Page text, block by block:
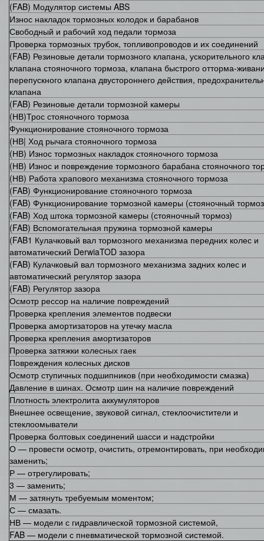
(FAB) Модулятор системы ABS
Износ накладок тормозных колодок и барабанов
Свободный и рабочий ход педали тормоза
Проверка тормозных трубок, топливопроводов и их соединений
(FAB) Резиновые детали тормозного клапа­на, ускорительного
клапана стояно­чного тормоза, клапана быстрого отторма-
перепускного клапана двусто­роннего действия,
клапана
(FAB) Резиновые детали тормозной камеры
(НВ)Трос стояночного тормоза
Функционирование стояночного тормоза
(НВ| Ход рычага стояночного тормоза
(НВ) Износ тормозных накладок стояночного тормоза
(НВ) Износ и повреждение тормозного барабана стояночного
(НВ) Работа храпового механизма стояночного тормоза
(FAB) Функционирование стояночного тормоза
(FAB) Функционирование тормозной камеры (стояночный
(FAB) Ход штока тормозной камеры (стояночный тормоз)
(FAB) Вспомогательная пружина тормозной камеры
(FAB1 Кулачковый вал тормозного механизма передних колес и
автоматический DerwiaTOD зазора
(FAB) Кулачковый вал тормозного механизма задних колес и
автоматический регулятор зазора
(FAB) Регулятор зазора
Осмотр рессор на наличие повреждений
Проверка крепления элементов подвески
Проверка амортизаторов на утечку масла
Проверка крепления амортизаторов
Проверка затяжки колесных гаек
Повреждения колесных дисков
Осмотр ступичных подшипников (при необходимости смазка)
Давление в шинах. Осмотр шин на наличие повреждений
Плотность электролита аккумуляторов
Внешнее освещение, звуковой сигнал, стеклоочистители и
стеклоомыватели
Проверка болтовых соединений шасси и надстройки
О — провести осмотр, очистить, отремонтировать, при
заменить;
Р — отрегулировать;
3 — заменить;
М — затянуть требуемым моментом;
С — смазать.
НВ — модели с гидравлической тормозной системой,
FAB — модели с пневматической тормозной системой.